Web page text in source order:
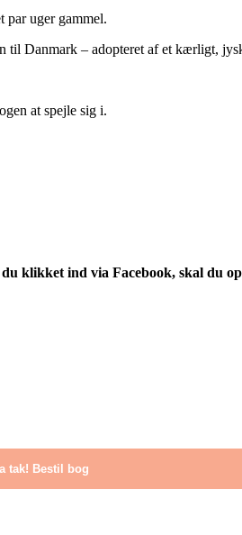
par uger gammel.
til Danmark – adopteret af et kærligt,
at spejle sig i.
klikket ind via Facebook, skal du